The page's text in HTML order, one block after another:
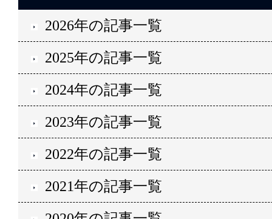
2026年の記事一覧
2025年の記事一覧
2024年の記事一覧
2023年の記事一覧
2022年の記事一覧
2021年の記事一覧